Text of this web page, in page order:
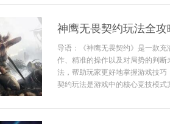
神鹰无畏契约玩法全攻
导语：《神鹰无畏契约》是一款
作、精准的操作以及对局势的判
法，帮助玩家更好地掌握游戏技
契约玩法是游戏中的核心竞技模